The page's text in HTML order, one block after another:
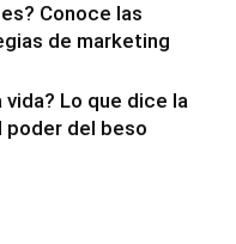
Conoce las
de marketing
vida? Lo que dice la
poder del beso